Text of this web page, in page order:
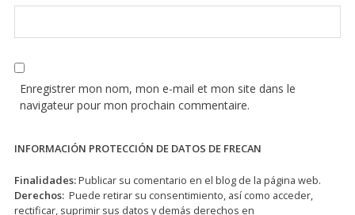
Enregistrer mon nom, mon e-mail et mon site dans le
navigateur pour mon prochain commentaire.
INFORMACIÓN PROTECCIÓN DE DATOS DE FRECAN
Finalidades:Publicar su comentario en el blog de la página web.
Derechos: Puede retirar su consentimiento, así como acceder,
rectificar, suprimir sus datos y demás derechos en